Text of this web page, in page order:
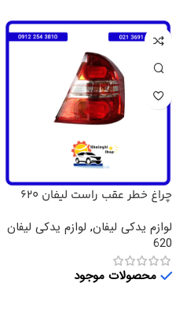
چراغ خطر عقب راست لیفان 620
لوازم یدکی لیفان, لوازم یدکی لیفان
620
محصولات موجود